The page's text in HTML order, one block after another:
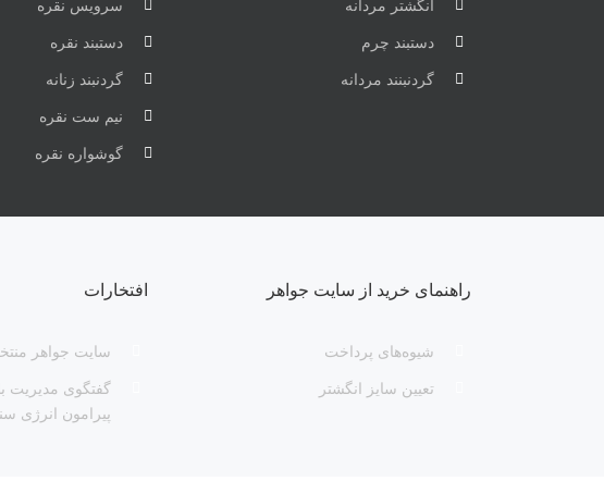
انگشتر مردانه
دستبند چرم
گردنبنند مردانه
سرویس نقره
دستبند نقره
گردنبند زنانه
نیم ست نقره
گوشواره نقره
راهنمای خرید از سایت جواهر
شیوه‌های پرداخت
تعیین سایز انگشتر
افتخارات
سایت جواهر
گفتگوی مدیریت
پیرامون انرژی